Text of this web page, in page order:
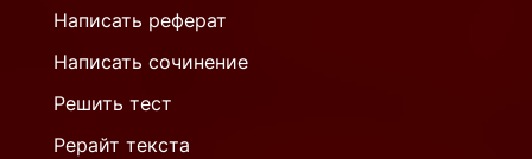
Написать реферат
Написать сочинение
Решить тест
Рерайт текста